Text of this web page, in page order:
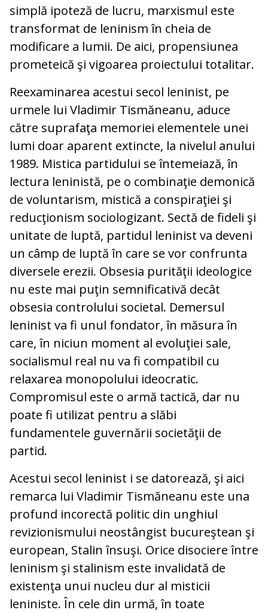
simplă ipoteză de lucru, marxismul este
transformat de leninism în cheia de
modificare a lumii. De aici, propensiunea
prometeică şi vigoarea proiectului totalitar.
Reexaminarea acestui secol leninist, pe
urmele lui Vladimir Tismăneanu, aduce
către suprafaţa memoriei elementele unei
lumi doar aparent extincte, la nivelul anului
1989. Mistica partidului se întemeiază, în
lectura leninistă, pe o combinaţie demonică
de voluntarism, mistică a conspiraţiei şi
reducţionism sociologizant. Sectă de fideli şi
unitate de luptă, partidul leninist va deveni
un câmp de luptă în care se vor confrunta
diversele erezii. Obsesia purităţii ideologice
nu este mai puţin semnificativă decât
obsesia controlului societal. Demersul
leninist va fi unul fondator, în măsura în
care, în niciun moment al evoluţiei sale,
socialismul real nu va fi compatibil cu
relaxarea monopolului ideocratic.
Compromisul este o armă tactică, dar nu
poate fi utilizat pentru a slăbi
fundamentele guvernării societăţii de
partid.
Acestui secol leninist i se datorează, şi aici
remarca lui Vladimir Tismăneanu este una
profund incorectă politic din unghiul
revizionismului neostângist bucureştean şi
european, Stalin însuşi. Orice disociere între
leninism şi stalinism este invalidată de
existenţa unui nucleu dur al misticii
leniniste. În cele din urmă, în toate